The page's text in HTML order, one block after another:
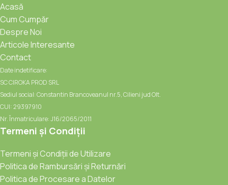
Acasă
Cum Cumpăr
Despre Noi
Articole Interesante
Contact
Date indetificare:
SC CIROKA PROD SRL
Sediul social: Constantin Brancoveanul nr.5, Cilieni jud Olt.
CUI: 29397910
Nr. Înmatriculare: J16/2065/2011
Termeni și Condiții
Termeni și Condiții de Utilizare
Politica de Rambursări și Returnări
Politica de Procesare a Datelor